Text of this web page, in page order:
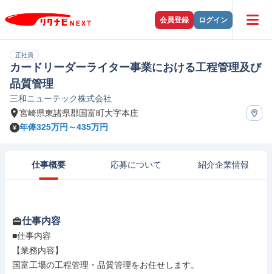
会員登録 ログイン
正社員
カードリーダーライター事業における工程管理及び
品質管理
三和ニューテック株式会社
宮崎県東諸県郡国富町大字本庄
年俸325万円～435万円
仕事概要 応募について 紹介企業情報
仕事内容
■仕事内容
【業務内容】
国富工場の工程管理・品質管理をお任せします。